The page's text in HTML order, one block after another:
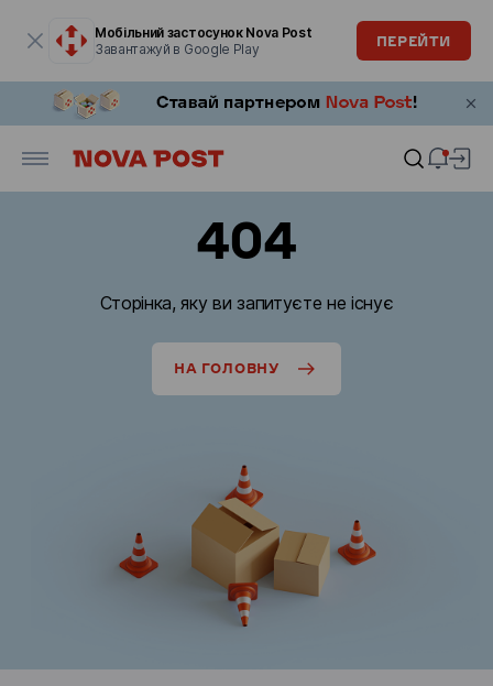
Мобільний застосунок Nova Post
Завантажуй в Google Play
ПЕРЕЙТИ
404
Сторінка, яку ви запитуєте не існує
НА ГОЛОВНУ